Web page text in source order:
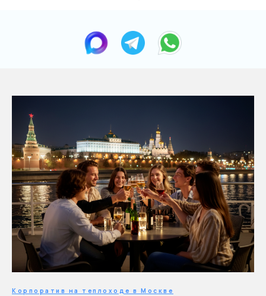
Корпоратив на теплоходе в Москве